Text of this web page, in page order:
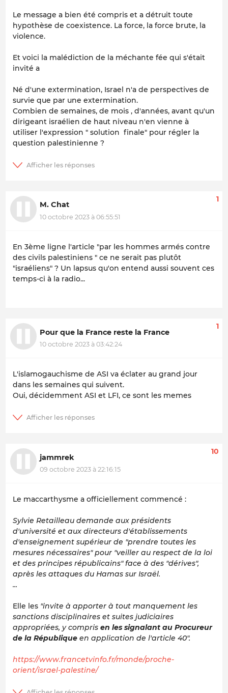
Le message a bien été compris et a détruit toute
hypothèse de coexistence. La force, la force brute, la
violence.
Et voici la malédiction de la méchante fée qui s'était
invité a
Né d'une extermination, Israel n'a de perspectives de
survie que par une extermination.
Combien de semaines, de mois , d'années, avant qu'un
dirigeant israélien de haut niveau n'en vienne à
utiliser l'expression " solution finale" pour régler la
question palestinienne ?
M. Chat
10 octobre 2023 à 06:55:51
1
En 3ème ligne l'article "par les hommes armés contre
des civils palestiniens " ce ne serait pas plutôt
"israéliens" ? Un lapsus qu'on entend aussi souvent ces
temps-ci à la radio...
Pour que la France reste la France
10 octobre 2023 à 03:42:24
1
L'islamogauchisme de ASI va éclater au grand jour
dans les semaines qui suivent.
Oui, décidemment ASI et LFI, ce sont les memes
jammrek
09 octobre 2023 à 22:16:15
10
Le maccarthysme a officiellement commencé :
Sylvie Retailleau demande aux présidents
d'université et aux directeurs d'établissements
d'enseignement supérieur de "prendre toutes les
mesures nécessaires" pour "veiller au respect de la loi
et des principes républicains" face à des "dérives",
après les attaques du Hamas sur Israël.
...
Elle les "invite à apporter à tout manquement les
sanctions disciplinaires et suites judiciaires
appropriées, y compris en les signalant au Procureur
de la République en application de l'article 40".
https://www.francetvinfo.fr/monde/proche-
orient/israel-palestine/